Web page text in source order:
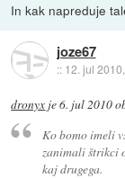
In kak napreduje
joze67
:: 12. jul
dronyx je6. jul 2010
Ko bomo imeli
zanimali štrikci
kaj drugega.